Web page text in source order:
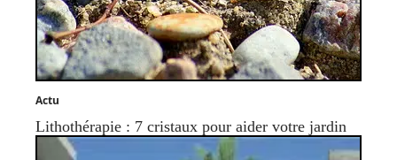
Actu
Lithothérapie : 7 cristaux pour aider votre jardin